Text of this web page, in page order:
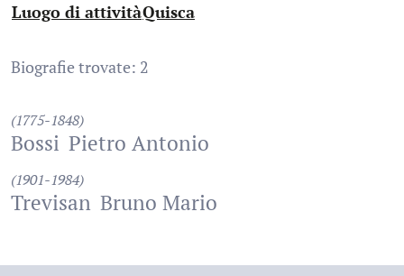
Luogo di attività
:Quisca
Biografie trovate: 2
(1775-1848)
Bossi Pietro Antonio
(1901-1984)
Trevisan Bruno Mario